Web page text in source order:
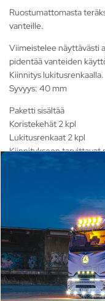
Ruostumattomasta
vanteille.
Viimeistelee näyttävästi
pidentää vanteiden
Kiinnitys lukitusrenkaalla.
Syvyys: 40 mm
Paketti sisältää
Koristekehät 2 kpl
Lukitusrenkaat 2 kpl
Kiinnitykseen tarvittavat
Sopii ajoneuvoon
Koristekehäpari 22,5",
merkkeihin/malleihin:
Sopii kaikkiin